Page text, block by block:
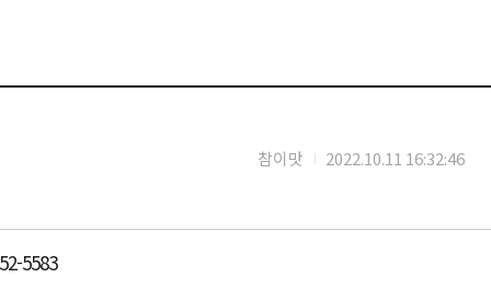
참이맛 2022.10.11 16:32:46
5583